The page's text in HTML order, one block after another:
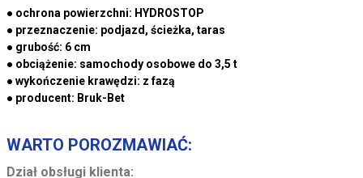
● ochrona powierzchni: HYDROSTOP
● przeznaczenie: podjazd, ścieżka, taras
● grubość: 6 cm
● obciążenie: samochody osobowe do 3,5 t
● wykończenie krawędzi: z fazą
● producent: Bruk-Bet
WARTO POROZMAWIAĆ:
Dział obsługi klienta: